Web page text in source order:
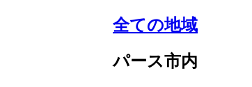
全ての地域
パース市内